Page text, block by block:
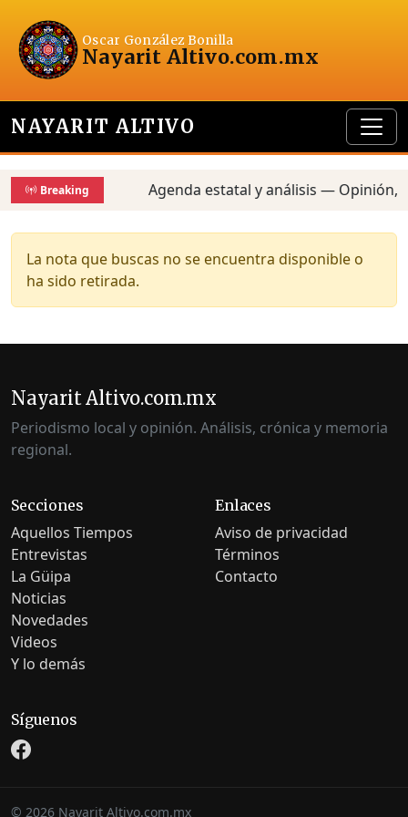
Oscar González Bonilla
Nayarit Altivo.com.mx
NAYARIT ALTIVO
Breaking Agenda estatal y análisis —
La nota que buscas no se encuentra disponible o
ha sido retirada.
Nayarit Altivo.com.mx
Periodismo local y opinión. Análisis, crónica y memoria
regional.
Secciones
Aquellos Tiempos
Entrevistas
La Güipa
Noticias
Novedades
Videos
Y lo demás
Enlaces
Aviso de privacidad
Términos
Contacto
Síguenos
© 2026 Nayarit Altivo.com.mx